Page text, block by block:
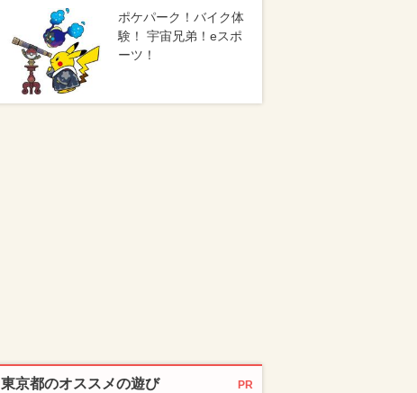
ポケパーク！バイク体
験！ 宇宙兄弟！eスポ
ーツ！
東京都のオススメの遊び PR